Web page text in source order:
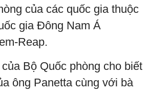
của các quốc gia thuộc
gia Đông Nam Á
Reap.
Bộ Quốc phòng cho biết
ông Panetta cùng với bà